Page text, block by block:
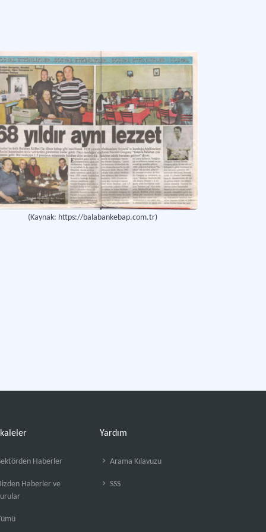
(Kaynak: https://balabankebap.com.tr)
Haberler
Haberler ve
Yardım
Arama Kılavuzu
SSS